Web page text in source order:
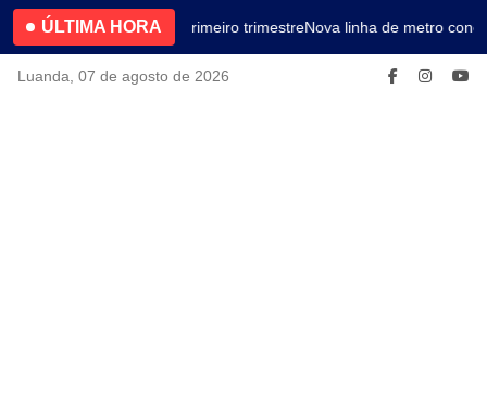
ÚLTIMA HORA4.2% no primeiro trimestreNova linha de metro
Luanda, 07 de agosto de 2026